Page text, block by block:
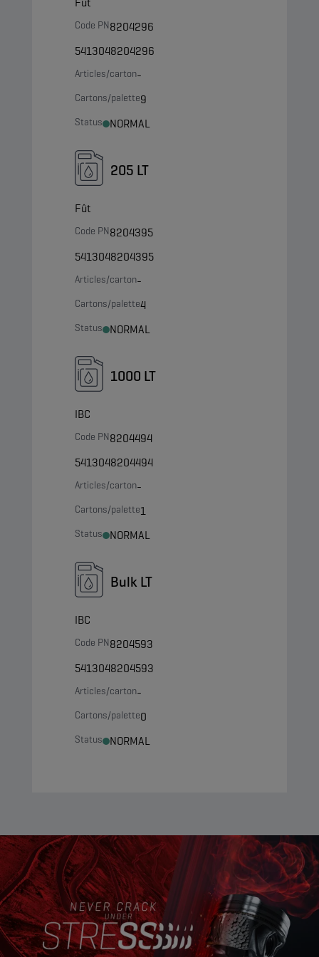
Code PN8204296
5413048204296
Articles/carton-
Cartons/palette9
Status NORMAL
205 LT
Fût
Code PN8204395
5413048204395
Articles/carton-
Cartons/palette4
Status NORMAL
1000 LT
IBC
Code PN8204494
5413048204494
Articles/carton-
Cartons/palette1
Status NORMAL
Bulk LT
IBC
Code PN8204593
5413048204593
Articles/carton-
Cartons/palette0
Status NORMAL